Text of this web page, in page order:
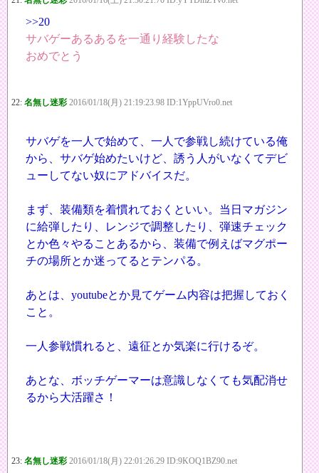
>>20
サバゲーあるあるを一通り経験したな
おめでとう
22: 名無し迷彩 2016/01/18(月) 21:19:23.98 ID:1YppUVro0.net
サバゲを一人で始めて、一人で参戦し続けている俺
から、サバゲ始めたいけど、誘う人がいなくてデビ
ューしてない奴にアドバイスだ。
まず、装備類を着慣れておくといい。当日マガジン
に給弾したり、レンジで調整したり、弾速チェック
とか色々やることあるから、装備で例えばマグポー
チの場所とか迷ってるとテンパる。
あとは、youtubeとか見てゲーム内容は把握しておく
こと。
一人参戦慣れると、遠征とか気楽に行けるぞ。
あとな、ボッチゲーマーは意識しなくても気配消せ
るから大活躍さ！
23: 名無し迷彩 2016/01/18(月) 22:01:26.29 ID:9KOQ1BZ90.net